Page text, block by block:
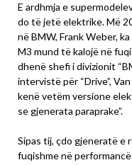
E ardhmja e
do të jetë elektrike. Më
në BMW, Frank Weber,
M3 mund të kalojë në
dhenë shefi i divizionit
intervistë për “Drive”,
kenë vetëm versione
se gjenerata paraprake”.
Sipas tij, çdo gjeneratë e
fuqishme në